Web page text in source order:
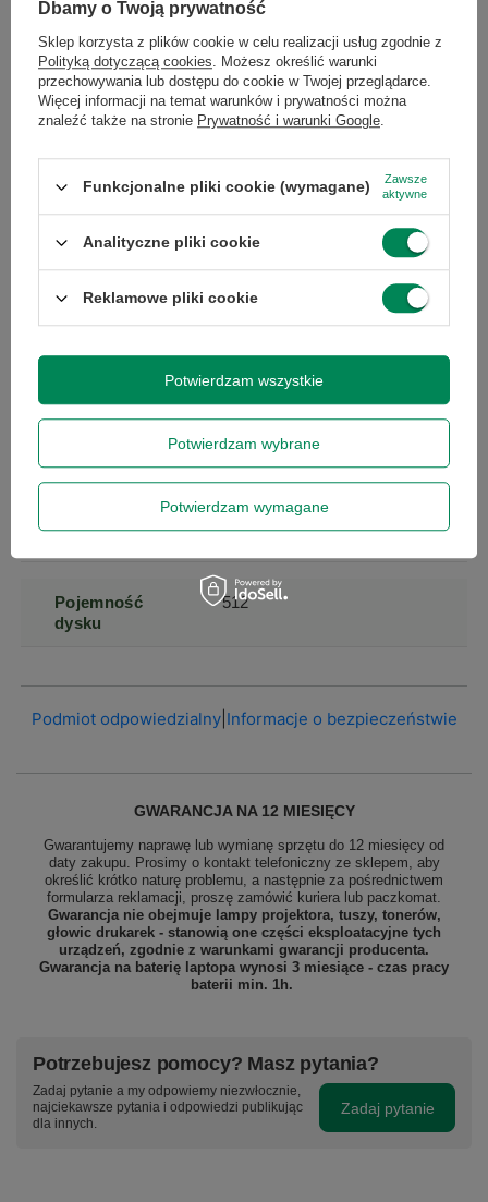
Marka Dell
XPS
Gwarancja
Gwarancja na 12
miesięcy
Procesora
12
Pojemność
dysku
512
Podmiot odpowiedzialny| Informacje o bezpieczeństwie
GWARANCJA NA 12 MIESIĘCY
Gwarantujemy naprawę lub wymianę sprzętu do 12 miesięcy od
daty zakupu. Prosimy o kontakt telefoniczny ze sklepem, aby
określić krótko naturę problemu, a następnie za pośrednictwem
formularza reklamacji, proszę zamówić kuriera lub paczkomat.
Gwarancja nie obejmuje lampy projektora, tuszy, tonerów,
głowic drukarek - stanowią one części eksploatacyjne tych
urządzeń, zgodnie z warunkami gwarancji producenta.
Gwarancja na baterię laptopa wynosi 3 miesiące - czas pracy
baterii min. 1h.
Potrzebujesz pomocy? Masz pytania?
Zadaj pytanie a my odpowiemy niezwłocznie,
najciekawsze pytania i odpowiedzi publikując
dla innych.
Zadaj pytanie
Dbamy o Twoją prywatność
Sklep korzysta z plików cookie w celu realizacji usług zgodnie z
Polityką dotyczącą cookies. Możesz określić warunki
przechowywania lub dostępu do cookie w Twojej przeglądarce.
Więcej informacji na temat warunków i prywatności można
znaleźć także na stronie Prywatność i warunki Google.
Funkcjonalne pliki cookie (wymagane)
Zawsze
aktywne
Analityczne pliki cookie
Reklamowe pliki cookie
Potwierdzam wybrane
Potwierdzam wymagane
Potwierdzam wszystkie